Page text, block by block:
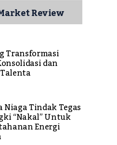
Review
Transformasi
dan
Tindak Tegas
“Nakal” Untuk
Energi